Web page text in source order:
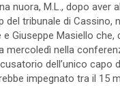
nuora, M.L., dopo aver
tribunale di Cassino,
Giuseppe Masiello
nella
dell’unico capo
impegnato tra il 15